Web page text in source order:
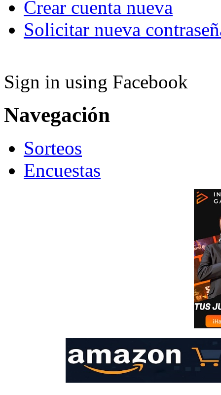
Crear cuenta nueva
Solicitar nueva
Sign in using Facebook
Navegación
Sorteos
Encuestas